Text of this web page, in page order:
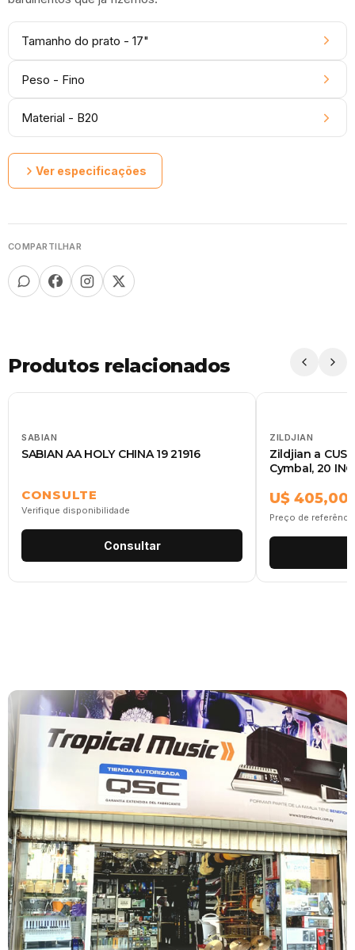
Tamanho do prato - 17"
Peso - Fino
Material - B20
Ver especificações
COMPARTILHAR
Produtos relacionados
SABIAN
SABIAN AA HOLY CHINA 19 21916
CONSULTE
Verifique disponibilidade
Consultar
ZILDJIAN
Zildjian a
Cymbal, 20
U$ 405,00
Preço de referência